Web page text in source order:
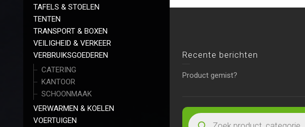
TAFELS & STOELEN
TENTEN
TRANSPORT & BOXEN
VEILIGHEID & VERKEER
VERBRUIKSGOEDEREN
CATERING
KANTOOR
SCHOONMAAK
VERWARMEN & KOELEN
VOERTUIGEN
Recente berichten
Product gemist?